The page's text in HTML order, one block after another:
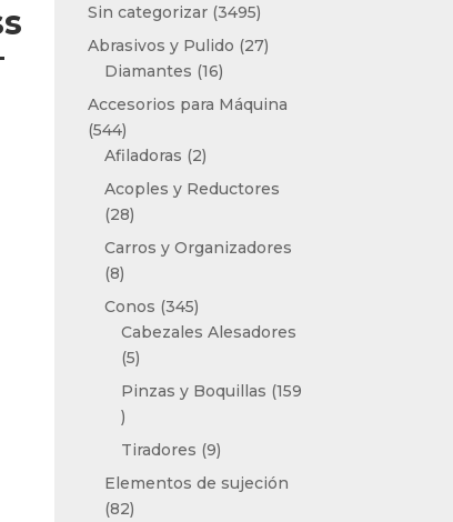
Sin categorizar 34953495
productos
Abrasivos y Pulido 2727
Diamantes 1616
productos
Accesorios para Máquina
544544
productos
Afiladoras 22
productos
Acoples y Reductores
2828
productos
Carros y Organizadores
88
productos
Conos 345345
productos
Cabezales Alesadores
55
productos
Pinzas y Boquillas 159
159
productos
Tiradores 99
productos
Elementos de sujeción
8282